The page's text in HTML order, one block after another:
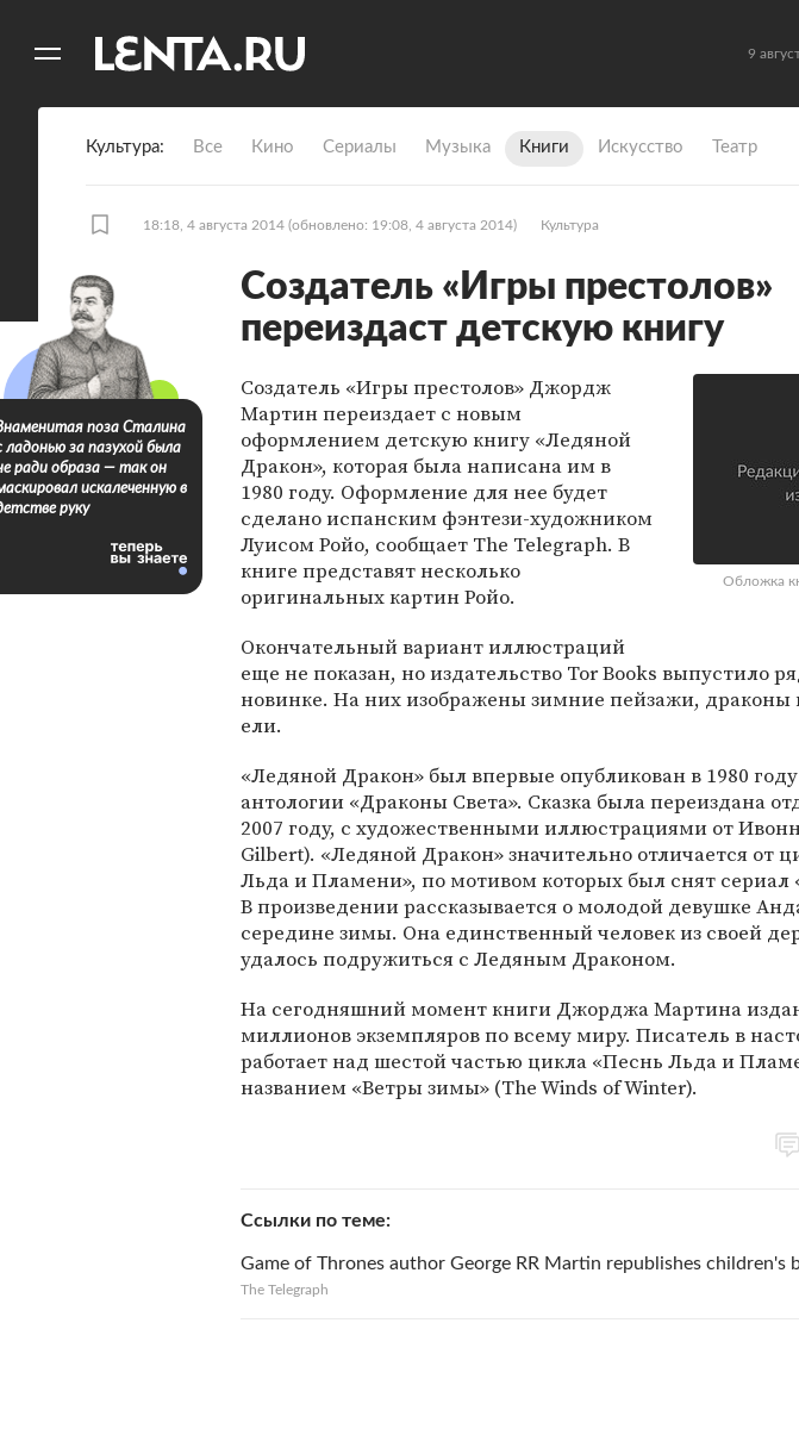
9
Культура Все Кино Сериалы Музыка Книги Искусство Театр
18:18, 4 августа 2014 (обновлено: 19:08, 4 августа 2014) Культура
Создатель «Игры престолов»
переиздаст детскую книгу
Обложка
Создатель «Игры престолов» Джордж
Мартин переиздает с новым
оформлением детскую книгу «Ледяной
Дракон», которая была написана им в
1980 году. Оформление для нее будет
сделано испанским фэнтези-художником
Луисом Ройо, сообщает The Telegraph. В
книге представят несколько
оригинальных картин Ройо.
Окончательный вариант иллюстраций
еще не показан, но издательство Tor Books выпустило
новинке. На них изображены зимние пейзажи, драконы
ели.
«Ледяной Дракон» был впервые опубликован в 1980 году
антологии «Драконы Света». Сказка была переиздана
2007 году, с художественными иллюстрациями от
Gilbert). «Ледяной Дракон» значительно отличается от
Льда и Пламени», по мотивом которых был снят сериал
В произведении рассказывается о молодой девушке
середине зимы. Она единственный человек из своей
удалось подружиться с Ледяным Драконом.
На сегодняшний момент книги Джорджа Мартина
миллионов экземпляров по всему миру. Писатель в
работает над шестой частью цикла «Песнь Льда и
названием «Ветры зимы» (The Winds of Winter).
Ссылки по теме
Game of Thrones author George RR Martin republishes children's
The Telegraph
поза Сталина
ладонью за пазухой была
ради образа — так он
искалеченную в
руку